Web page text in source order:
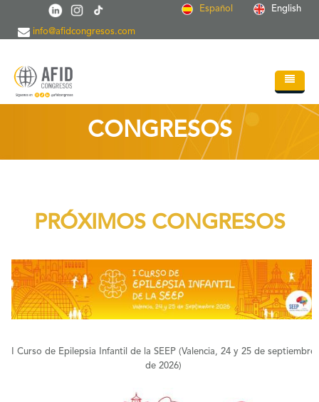
Pasar al contenido principal Español English
info@afidcongresos.com
Soc.Científicas
Blog
Contacto
CONGRESOS
PRÓXIMOS CONGRESOS
+
I Curso de Epilepsia Infantil de la SEEP (Valencia, 24 y 25 de septiembre
de 2026)